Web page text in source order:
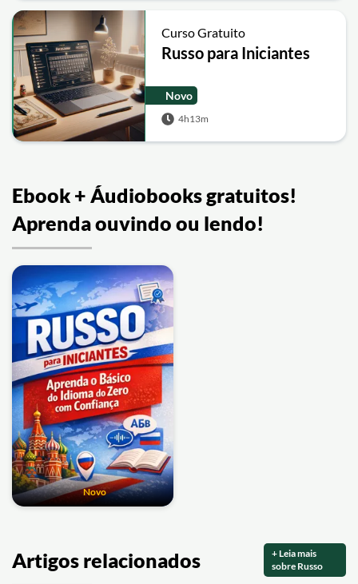
Curso Gratuito
Russo para Iniciantes
Novo
4h13m
Ebook + Áudiobooks gratuitos!
Aprenda ouvindo ou lendo!
Novo
Artigos relacionados
+ Leia mais
sobre Russo